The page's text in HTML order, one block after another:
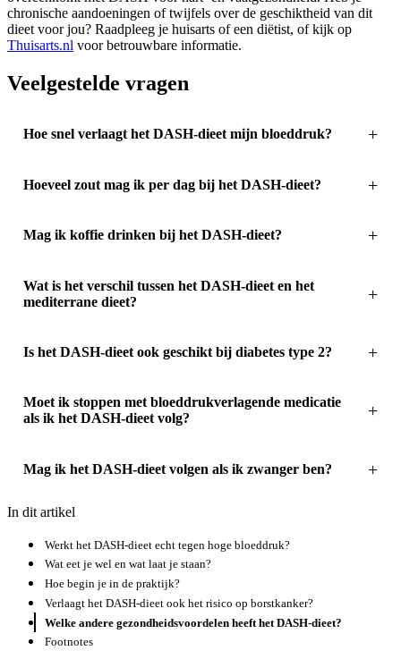
chronische aandoeningen of twijfels over de geschiktheid van dit
dieet voor jou? Raadpleeg je huisarts of een diëtist, of kijk op
Thuisarts.nl voor betrouwbare informatie.
Veelgestelde vragen
Hoe snel verlaagt het DASH-dieet mijn bloeddruk?
Hoeveel zout mag ik per dag bij het DASH-dieet?
Mag ik koffie drinken bij het DASH-dieet?
Wat is het verschil tussen het DASH-dieet en het
mediterrane dieet?
Is het DASH-dieet ook geschikt bij diabetes type 2?
Moet ik stoppen met bloeddrukverlagende medicatie
als ik het DASH-dieet volg?
Mag ik het DASH-dieet volgen als ik zwanger ben?
In dit artikel
Werkt het DASH-dieet echt tegen hoge bloeddruk?
Wat eet je wel en wat laat je staan?
Hoe begin je in de praktijk?
Verlaagt het DASH-dieet ook het risico op borstkanker?
Welke andere gezondheidsvoordelen heeft het DASH-dieet?
Footnotes